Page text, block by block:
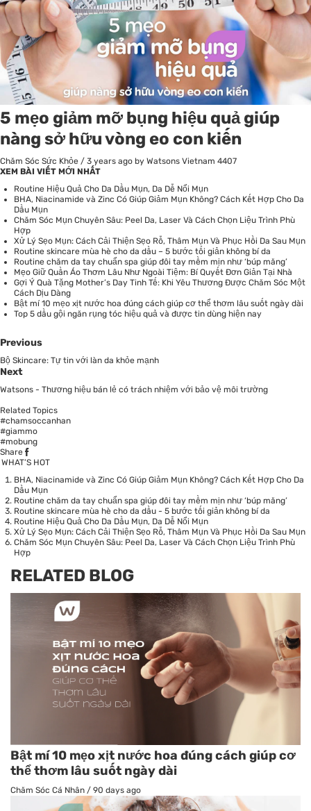
5 mẹo giảm mỡ bụng hiệu quả giúp
nàng sở hữu vòng eo con kiến
Chăm Sóc Sức Khỏe / 3 years ago by Watsons Vietnam 4407
XEM BÀI VIẾT MỚI NHẤT
Routine Hiệu Quả Cho Da Dầu Mụn, Da Dễ Nổi Mụn
BHA, Niacinamide và Zinc Có Giúp Giảm Mụn Không? Cách Kết Hợp Cho Da
Dầu Mụn
Chăm Sóc Mụn Chuyên Sâu: Peel Da, Laser Và Cách Chọn Liệu Trình Phù
Hợp
Xử Lý Sẹo Mụn: Cách Cải Thiện Sẹo Rỗ, Thâm Mụn Và Phục Hồi Da Sau Mụn
Routine skincare mùa hè cho da dầu – 5 bước tối giản không bí da
Routine chăm da tay chuẩn spa giúp đôi tay mềm mịn như ‘búp măng’
Mẹo Giữ Quần Áo Thơm Lâu Như Ngoài Tiệm: Bí Quyết Đơn Giản Tại Nhà
Gợi Ý Quà Tặng Mother’s Day Tinh Tế: Khi Yêu Thương Được Chăm Sóc Một
Cách Dịu Dàng
Bật mí 10 mẹo xịt nước hoa đúng cách giúp cơ thể thơm lâu suốt ngày dài
Top 5 dầu gội ngăn rụng tóc hiệu quả và được tin dùng hiện nay
Previous
Bộ Skincare: Tự tin với làn da khỏe mạnh
Next
Watsons - Thương hiệu bán lẻ có trách nhiệm với bảo vệ môi trường
Related Topics
#chamsoccanhan
#giammo
#mobung
Share
WHAT’S HOT
BHA, Niacinamide và Zinc Có Giúp Giảm Mụn Không? Cách Kết Hợp Cho Da
Dầu Mụn
Routine chăm da tay chuẩn spa giúp đôi tay mềm mịn như ‘búp măng’
Routine skincare mùa hè cho da dầu - 5 bước tối giản không bí da
Routine Hiệu Quả Cho Da Dầu Mụn, Da Dễ Nổi Mụn
Xử Lý Sẹo Mụn: Cách Cải Thiện Sẹo Rỗ, Thâm Mụn Và Phục Hồi Da Sau Mụn
Chăm Sóc Mụn Chuyên Sâu: Peel Da, Laser Và Cách Chọn Liệu Trình Phù
Hợp
RELATED BLOG
Bật mí 10 mẹo xịt nước hoa đúng cách giúp cơ
thể thơm lâu suốt ngày dài
Chăm Sóc Cá Nhân / 90 days ago